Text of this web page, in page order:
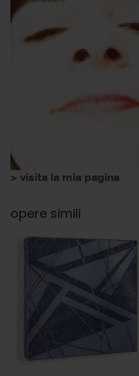
> visita la mia pagina
opere simili